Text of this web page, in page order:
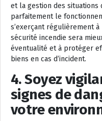
et la gestion des situations
parfaitement le
s’exerçant régulièrement
sécurité incendie sera
éventualité et à protéger
biens en cas d’incident.
4. Soyez
signes de
votre